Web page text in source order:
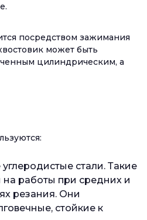
посредством зажимания
может быть
цилиндрическим, а
стали. Такие
на работы при средних и
резания. Они
стойкие к